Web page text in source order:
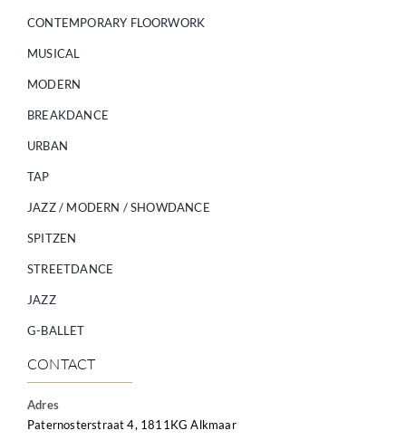
CONTEMPORARY FLOORWORK
MUSICAL
MODERN
BREAKDANCE
URBAN
TAP
JAZZ / MODERN / SHOWDANCE
SPITZEN
STREETDANCE
JAZZ
G-BALLET
CONTACT
Adres
Paternosterstraat 4, 1811KG Alkmaar